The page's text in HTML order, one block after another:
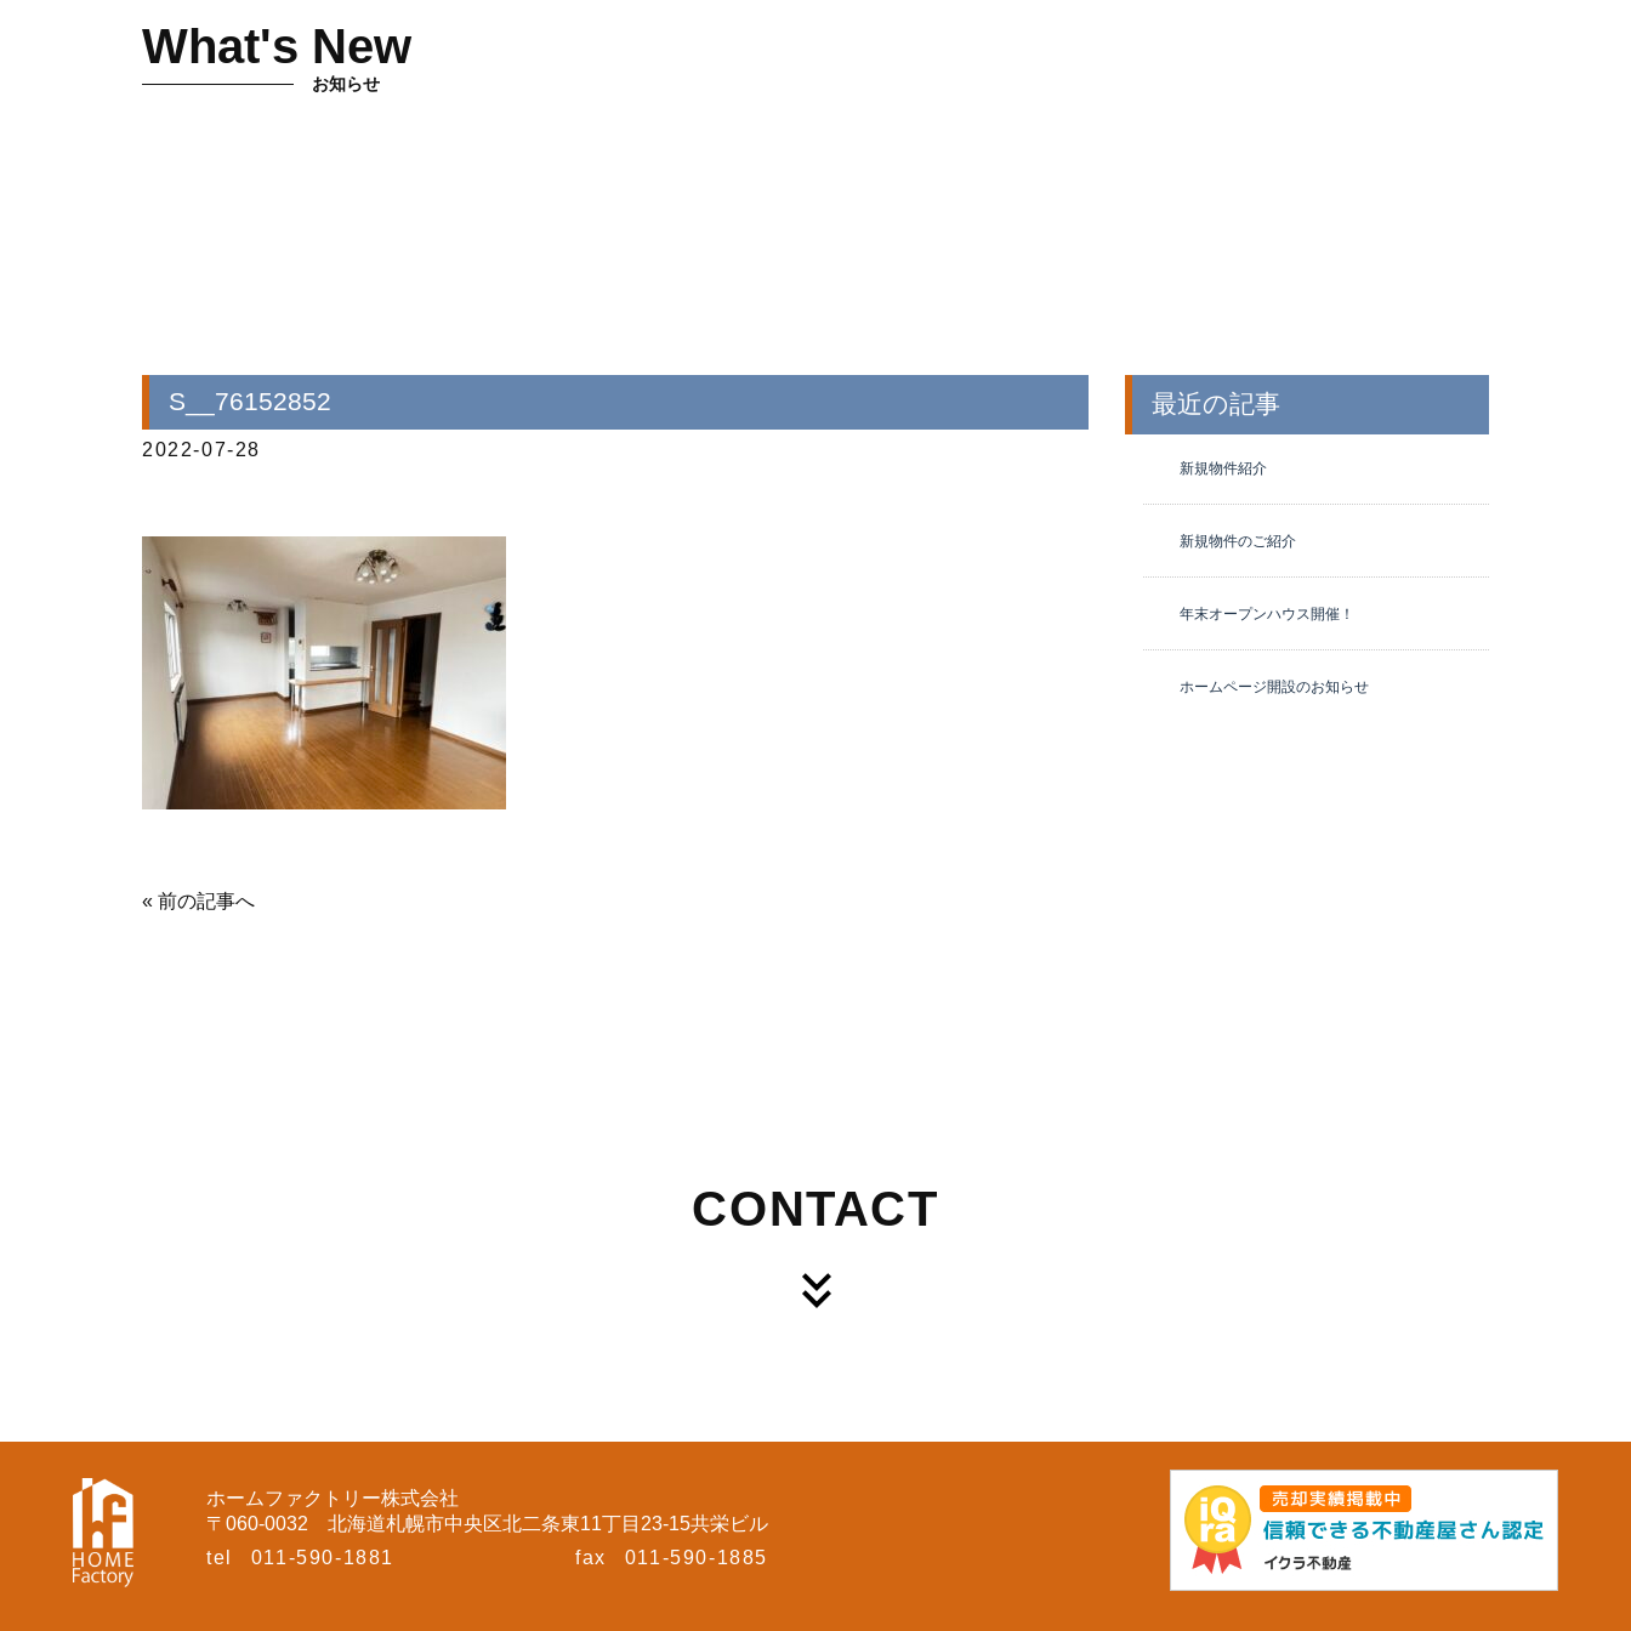
What's New
お知らせ
S__76152852
2022-07-28
« 前の記事へ
最近の記事
新規物件紹介
新規物件のご紹介
年末オープンハウス開催！
ホームページ開設のお知らせ
CONTACT
ホームファクトリー株式会社
〒060-0032 北海道札幌市中央区北二条東11丁目23-15共栄ビル
tel
011-590-1881 fax 011-590-1885